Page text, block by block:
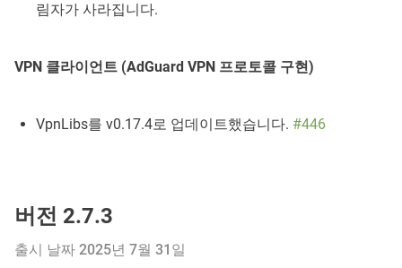
림자가 사라집니다.
VPN 클라이언트 (AdGuard VPN 프로토콜 구현)
VpnLibs를 v0.17.4로 업데이트했습니다. #446
버전 2.7.3
출시 날짜 2025년 7월 31일